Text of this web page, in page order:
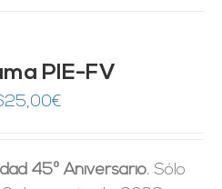
PIE-FV
€
es:
45º Aniversario. Sólo